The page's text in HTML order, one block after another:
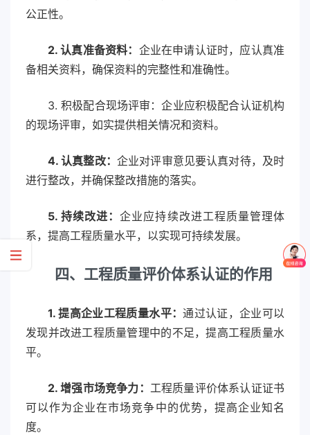
公正性。
2. 认真准备资料： 企业在申请认证时，应认真准
备相关资料，确保资料的完整性和准确性。
3. 积极配合现场评审：企业应积极配合认证机构
的现场评审，如实提供相关情况和资料。
4. 认真整改： 企业对评审意见要认真对待，及时
进行整改，并确保整改措施的落实。
5. 持续改进：企业应持续改进工程质量管理体
系，提高工程质量水平，以实现可持续发展。
四、工程质量评价体系认证的作用
1. 提高企业工程质量水平：通过认证，企业可以
发现并改进工程质量管理中的不足，提高工程质量水
平。
2. 增强市场竞争力： 工程质量评价体系认证证书
可以作为企业在市场竞争中的优势，提高企业知名
度。